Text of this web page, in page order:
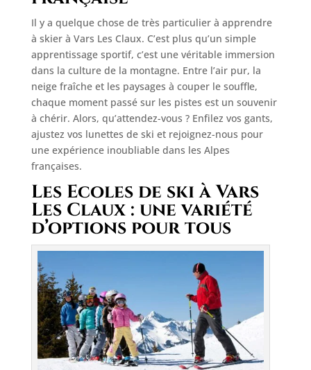
Il y a quelque chose de très particulier à apprendre
à skier à Vars Les Claux. C’est plus qu’un simple
apprentissage sportif, c’est une véritable immersion
dans la culture de la montagne. Entre l’air pur, la
neige fraîche et les paysages à couper le souffle,
chaque moment passé sur les pistes est un souvenir
à chérir. Alors, qu’attendez-vous ? Enfilez vos gants,
ajustez vos lunettes de ski et rejoignez-nous pour
une expérience inoubliable dans les Alpes
françaises.
Les Ecoles de ski à Vars
Les Claux : une variété
d’options pour tous